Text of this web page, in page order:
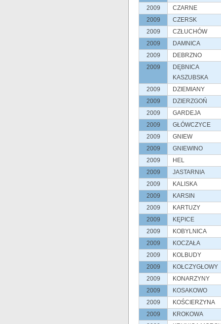
2009
CZARNE
2009
CZERSK
2009
CZŁUCHÓW
2009
DAMNICA
2009
DEBRZNO
2009
DĘBNICA
KASZUBSKA
2009
DZIEMIANY
2009
DZIERZGOŃ
2009
GARDEJA
2009
GŁÓWCZYCE
2009
GNIEW
2009
GNIEWINO
2009
HEL
2009
JASTARNIA
2009
KALISKA
2009
KARSIN
2009
KARTUZY
2009
KĘPICE
2009
KOBYLNICA
2009
KOCZAŁA
2009
KOLBUDY
2009
KOŁCZYGŁOWY
2009
KONARZYNY
2009
KOSAKOWO
2009
KOŚCIERZYNA
2009
KROKOWA